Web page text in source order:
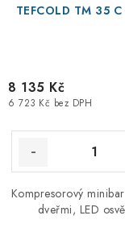
TEFCOLD TM 35
6 723 Kč bez DPH
8 135 Kč
Kompresorový
dveřmi, LED